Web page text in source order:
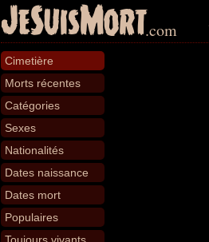
JeSuisMort.com
Cimetière
Morts récentes
Catégories
Sexes
Nationalités
Dates naissance
Dates mort
Populaires